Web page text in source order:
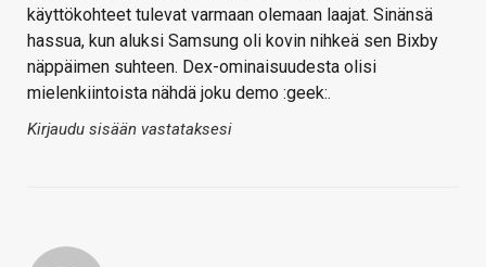
käyttökohteet tulevat varmaan olemaan laajat. Sinänsä
hassua, kun aluksi Samsung oli kovin nihkeä sen Bixby
näppäimen suhteen. Dex-ominaisuudesta olisi
mielenkiintoista nähdä joku demo :geek:.
Kirjaudu sisään vastataksesi